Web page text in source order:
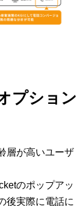
プション
層が高いユーザ
のポップアッ
後実際に電話に